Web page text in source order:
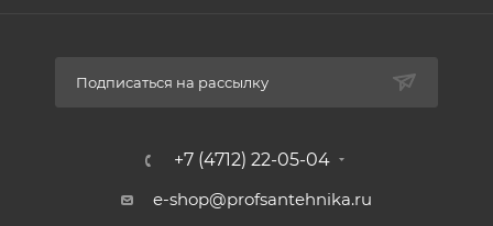
Подписаться на рассылку
+7 (4712) 22-05-04
e-shop@profsantehnika.ru